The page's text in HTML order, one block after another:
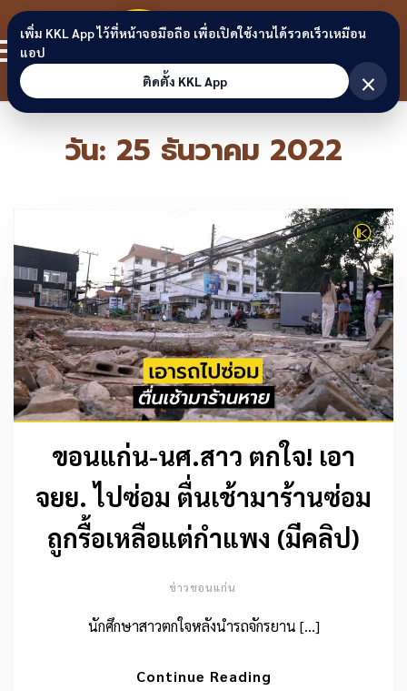
Skip to content
ขอนแก่น
ลิงก์
วัน: 25 ธันวาคม 2022
ขอนแก่น-นศ.สาว ตกใจ! เอา
จยย. ไปซ่อม ตื่นเช้ามาร้านซ่อม
ถูกรื้อเหลือแต่กำแพง (มีคลิป)
ข่าวขอนแก่น
นักศึกษาสาวตกใจหลังนำรถจักรยาน […]
Continue Reading
เพิ่ม KKL App ไว้ที่หน้าจอมือถือ เพื่อเปิดใช้งานได้รวดเร็วเหมือน
แอป
ติดตั้ง KKL App
×